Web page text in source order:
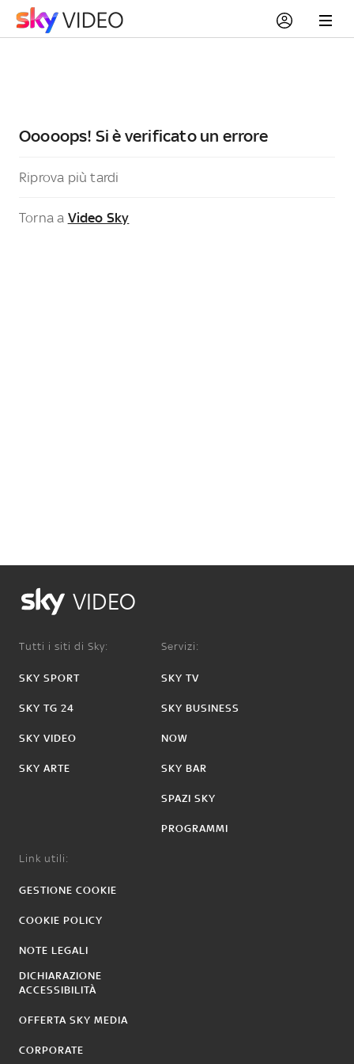
Ooooops! Si è verificato un errore
Riprova più tardi
Torna a Video Sky
VIDEO
Tutti i siti di Sky:
SKY SPORT
SKY TG 24
SKY VIDEO
SKY ARTE
Servizi:
SKY TV
SKY BUSINESS
NOW
SKY BAR
SPAZI SKY
PROGRAMMI
Link utili:
GESTIONE COOKIE
COOKIE POLICY
NOTE LEGALI
DICHIARAZIONE
ACCESSIBILITÀ
OFFERTA SKY MEDIA
CORPORATE